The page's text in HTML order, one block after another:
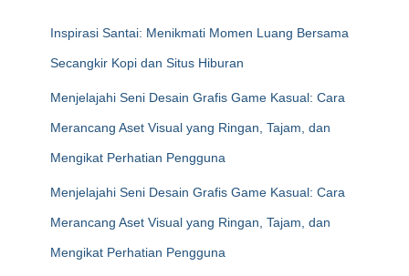
Inspirasi Santai: Menikmati Momen Luang Bersama
Secangkir Kopi dan Situs Hiburan
Menjelajahi Seni Desain Grafis Game Kasual: Cara
Merancang Aset Visual yang Ringan, Tajam, dan
Mengikat Perhatian Pengguna
Menjelajahi Seni Desain Grafis Game Kasual: Cara
Merancang Aset Visual yang Ringan, Tajam, dan
Mengikat Perhatian Pengguna